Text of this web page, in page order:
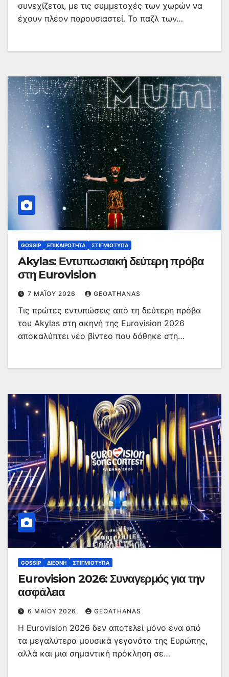
συνεχίζεται, με τις συμμετοχές των χωρών να
έχουν πλέον παρουσιαστεί. Το παζλ των…
GOSSIP ΕΠΙΚΑΙΡΌΤΗΤΑ ΣΤΙΓΜΙΌΤΥΠΑ
Akylas: Εντυπωσιακή δεύτερη πρόβα
στη Eurovision
7 ΜΑΪ́ΟΥ 2026 GEOATHANAS
Τις πρώτες εντυπώσεις από τη δεύτερη πρόβα
του Akylas στη σκηνή της Eurovision 2026
αποκαλύπτει νέο βίντεο που δόθηκε στη…
GOSSIP ΔΙΕΘΝΉ ΣΤΙΓΜΙΌΤΥΠΑ
Eurovision 2026: Συναγερμός για την
ασφάλεια
6 ΜΑΪ́ΟΥ 2026 GEOATHANAS
Η Eurovision 2026 δεν αποτελεί μόνο ένα από
τα μεγαλύτερα μουσικά γεγονότα της Ευρώπης,
αλλά και μια σημαντική πρόκληση σε…